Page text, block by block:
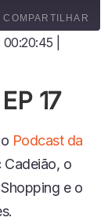
COMPARTILHAR
17
Podcast da
Cadeião, o
e o